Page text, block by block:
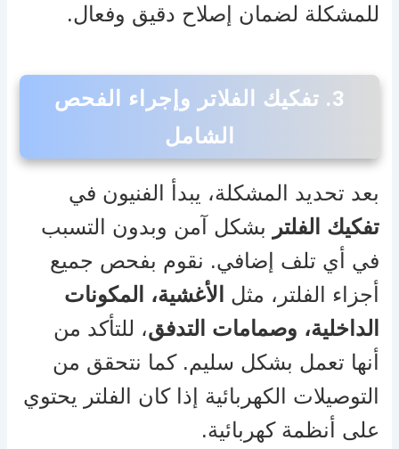
للمشكلة لضمان إصلاح دقيق وفعال.
3. تفكيك الفلاتر وإجراء الفحص
الشامل
بعد تحديد المشكلة، يبدأ الفنيون في
تفكيك الفلتر بشكل آمن وبدون التسبب
في أي تلف إضافي. نقوم بفحص جميع
أجزاء الفلتر، مثل الأغشية، المكونات
الداخلية، وصمامات التدفق، للتأكد من
أنها تعمل بشكل سليم. كما نتحقق من
التوصيلات الكهربائية إذا كان الفلتر يحتوي
على أنظمة كهربائية.